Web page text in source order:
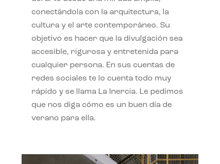
conectándola con la arquitectura, la
cultura y el arte contemporáneo. Su
objetivo es hacer que la divulgación sea
accesible, rigurosa y entretenida para
cualquier persona. En sus cuentas de
redes sociales te lo cuenta todo muy
rápido y se llama La Inercia. Le pedimos
que nos diga cómo es un buen día de
verano para ella.